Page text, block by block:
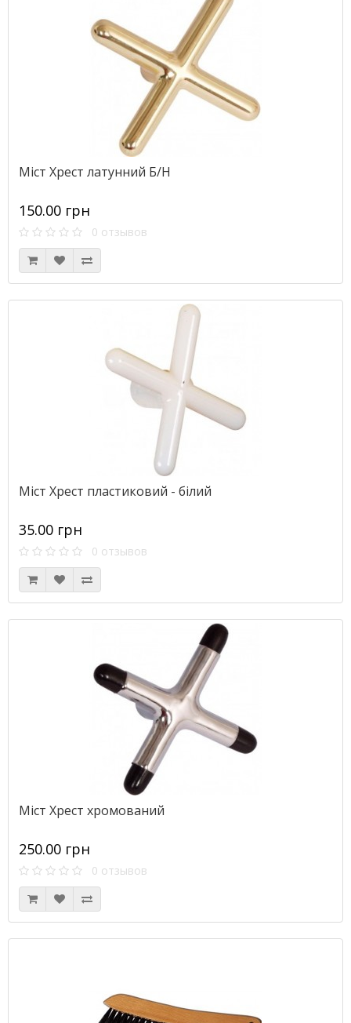
Міст Хрест латунний Б/Н
150.00 грн
0 отзывов
Міст Хрест пластиковий - білий
35.00 грн
0 отзывов
Міст Хрест хромований
250.00 грн
0 отзывов